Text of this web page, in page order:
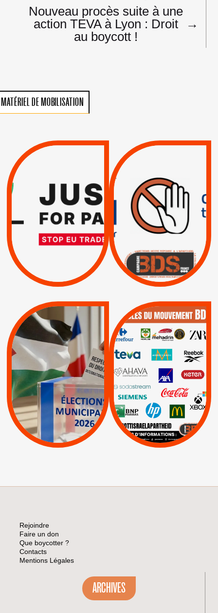
Nouveau procès suite à une
action TEVA à Lyon : Droit
au boycott !
→
MATÉRIEL DE MOBILISATION
VIOLATIONS DES
SUSPENSION
TOTALE DE
L’ACCORD
D’ASSOCIATION UE-
ISRAËL
| Pétitions
INTERNATIONAL ?
TRUMP, MACRON :
MÊME COMBAT
| Actus |
| Boycott militaire |
Lettres d'interpellation
MUNICIPALES 2026 :
JE VOTE POUR LE
RESPECT DU DROIT
INTERNATIONAL EN
PALESTINE
APPELS | Actus |
Espaces Sans
Apartheid
| Lettres d'interpellation
QUE BOYCOTTER ?
BOYCOTT /
AXA BNP | CAF |
Carrefour | HP |
Keter |
Livres et brochures |
Mehadrin | PUMA
Sodastream |
Visuels, tracts,
affiches,...
Rejoindre
Faire un don
Que boycotter ?
Contacts
Mentions Légales
ARCHIVES